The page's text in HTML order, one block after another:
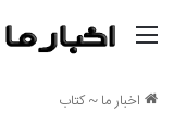
اخبار ما~کتاب